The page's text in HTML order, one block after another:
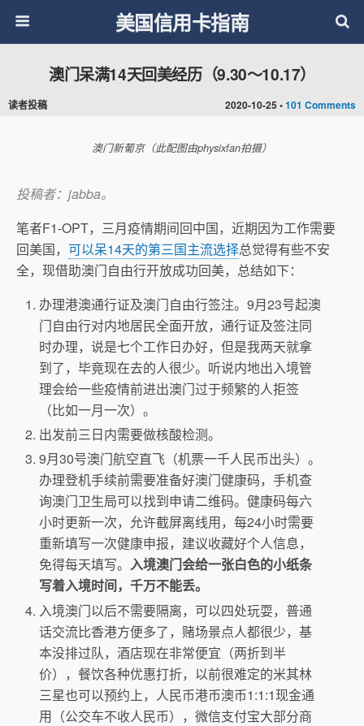
美国信用卡指南
2020-10-25 •101 Comments
澳门呆满14天回美经历（9.30～10.17）
读者投稿
澳门新葡京（此配图由physixfan拍摄）
投稿者：jabba。
笔者F1-OPT，三月疫情期间回中国，近期因为工作需要
回美国， 可以呆14天的第三国主流选择总觉得有些不安
全，现借助澳门自由行开放成功回美，总结如下：
办理港澳通行证及澳门自由行签注。9月23号起澳
门自由行对内地居民全面开放，通行证及签注同
时办理，说是七个工作日办好，但是我两天就拿
到了，毕竟现在去的人很少。听说内地出入境管
理会给一些疫情前进出澳门过于频繁的人拒签
（比如一月一次）。
出发前三日内需要做核酸检测。
9月30号澳门航空直飞（机票一千人民币出头）。
办理登机手续前需要准备好澳门健康码，手机查
询澳门卫生局可以找到申请二维码。健康码每六
小时更新一次，允许截屏离线用，每24小时需要
重新填写一次健康申报，建议收藏好个人信息，
免得每天填写。入境澳门会给一张白色的小纸条
写着入境时间，千万不能丢。
入境澳门以后不需要隔离，可以四处玩耍，普通
话交流比香港方便多了，赌场景点人都很少，基
本没排过队，酒店现在非常便宜（两折到半
价），餐饮各种优惠打折，以前很难定的米其林
三星也可以预约上，人民币港币澳币1:1:1现金通
用（公交车不收人民币），微信支付宝大部分商